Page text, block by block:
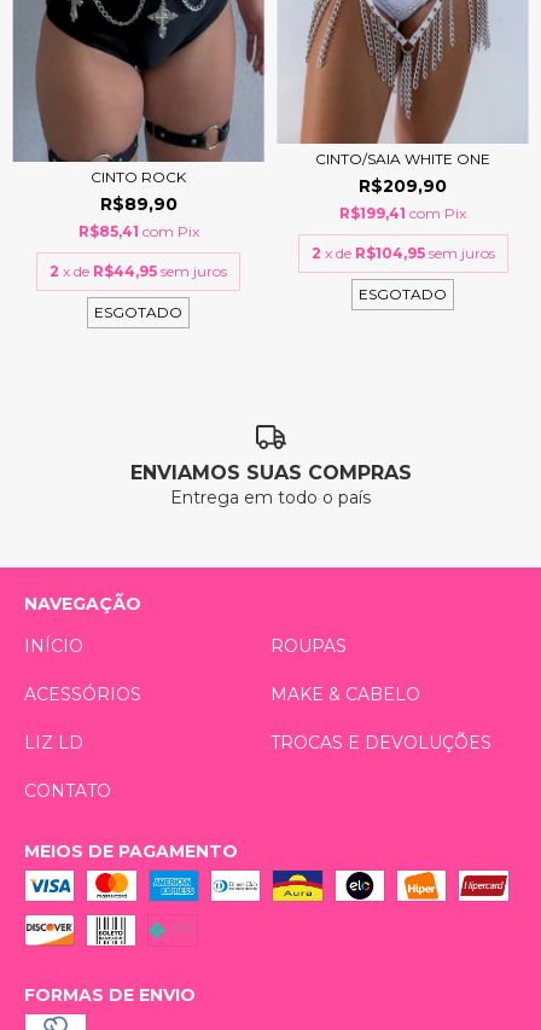
CINTO ROCK
R$89,90
R$85,41 com Pix
2 x de R$44,95 sem juros
ESGOTADO
CINTO/SAIA WHITE ONE
R$209,90
R$199,41 com Pix
2 x de R$104,95 sem juros
ESGOTADO
ENVIAMOS SUAS COMPRAS
Entrega em todo o país
NAVEGAÇÃO
INÍCIO
ROUPAS
ACESSÓRIOS MAKE & CABELO
LIZ LD TROCAS E DEVOLUÇÕES
CONTATO
MEIOS DE PAGAMENTO
FORMAS DE ENVIO